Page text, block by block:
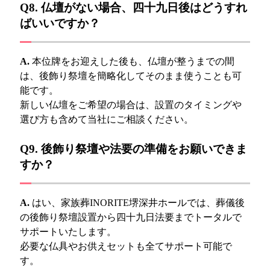
Q8. 仏壇がない場合、四十九日後はどうすれ
ばいいですか？
A.本位牌をお迎えした後も、仏壇が整うまでの間
は、後飾り祭壇を簡略化してそのまま使うことも可
能です。
新しい仏壇をご希望の場合は、設置のタイミングや
選び方も含めて当社にご相談ください。
Q9. 後飾り祭壇や法要の準備をお願いできま
すか？
A.はい、家族葬INORITE堺深井ホールでは、葬儀後
の後飾り祭壇設置から四十九日法要までトータルで
サポートいたします。
必要な仏具やお供えセットも全てサポート可能で
す。